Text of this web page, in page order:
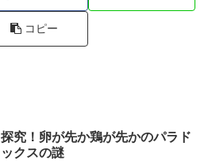
コピー
探究！卵が先か鶏が先かのパラド
ックスの謎